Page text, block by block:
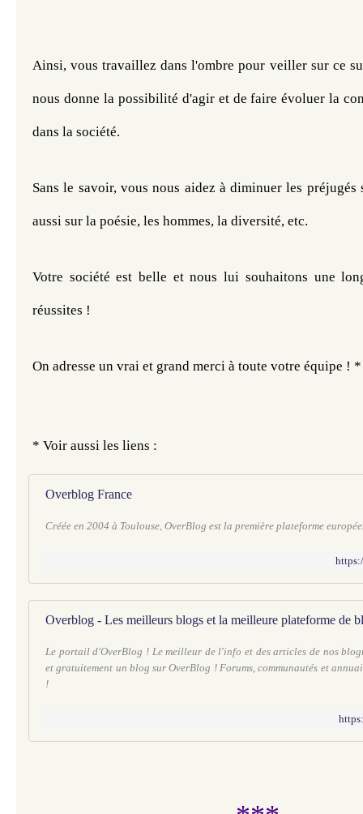
Ainsi, vous travaillez dans l'ombre pour veiller sur ce
nous donne la possibilité d'agir et de faire évoluer la
dans la société.
Sans le savoir, vous nous aidez à diminuer les préjugés
aussi sur la poésie, les hommes, la diversité, etc.
Votre société est belle et nous lui souhaitons une
réussites !
On adresse un vrai et grand merci à toute votre équipe ! *
* Voir aussi les liens :
Overblog France
Créée en 2004 à Toulouse, OverBlog est la première plateforme
Overblog - Les meilleurs blogs et la meilleure plateforme de
Le portail d'OverBlog ! Le meilleur de l'info et des articles de nos
et gratuitement un blog sur OverBlog ! Forums, communautés et
!